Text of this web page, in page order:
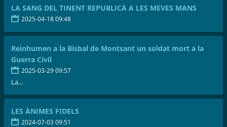
LA SANG DEL TINENT REPUBLICÀ A LES MEVES MANS
2025-04-18 09:48
Reinhumen a la Bisbal de Montsant un soldat mort a la
Guerra Civil
2025-03-29 09:57
La...
LES ÀNIMES FIDELS
2024-07-03 09:51